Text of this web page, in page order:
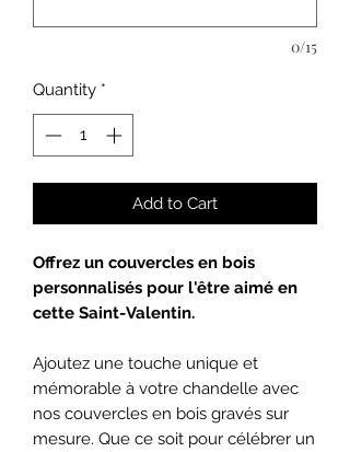
0/15
Quantity *
Add to Cart
Offrez un couvercles en bois
personnalisés pour l'être aimé en
cette Saint-Valentin.
Ajoutez une touche unique et
mémorable à votre chandelle avec
nos couvercles en bois gravés sur
mesure. Que ce soit pour célébrer un